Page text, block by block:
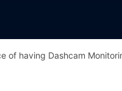
of having Dashcam